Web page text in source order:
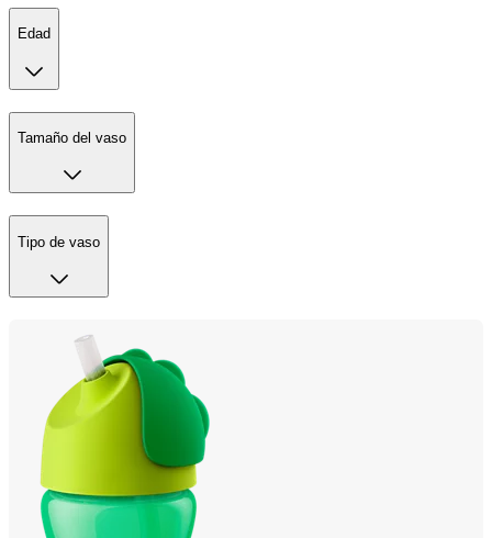
Edad
Tamaño del vaso
Tipo de vaso